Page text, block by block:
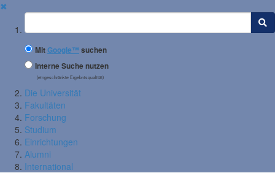
✖
Suchbegriff
MitGoogle™ suchen
Interne Suche nutzen
(eingeschränkte Ergebnisqualität)
Die Universität
Fakultäten
Forschung
Studium
Einrichtungen
Alumni
International